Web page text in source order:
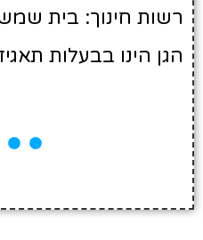
רשות חינוך: בית שמש
הגן הינו בבעלות תאגיד